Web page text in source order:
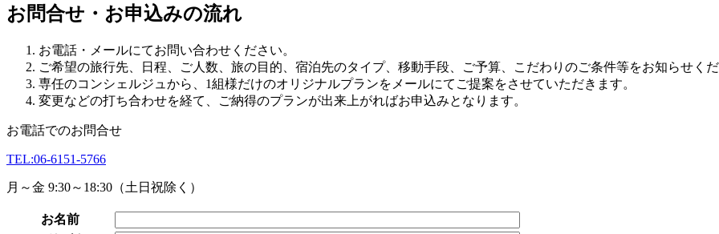
お問合せ・お申込みの流れ
お電話・メールにてお問い合わせください。
ご希望の旅行先、日程、ご人数、旅の目的、宿泊先のタイプ、移動手段、ご予算、こだわりのご条件等をお知らせく
専任のコンシェルジュから、1組様だけのオリジナルプランをメールにてご提案をさせていただきます。
変更などの打ち合わせを経て、ご納得のプランが出来上がればお申込みとなります。
お電話でのお問合せ
TEL:06-6151-5766
月～金 9:30～18:30（土日祝除く）
お名前